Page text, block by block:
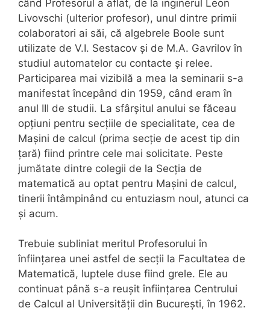
când Profesorul a aflat, de la inginerul Leon
Livovschi (ulterior profesor), unul dintre primii
colaboratori ai săi, că algebrele Boole sunt
utilizate de V.I. Sestacov și de M.A. Gavrilov în
studiul automatelor cu contacte și relee.
Participarea mai vizibilă a mea la seminarii s-a
manifestat începând din 1959, când eram în
anul III de studii. La sfârșitul anului se făceau
opțiuni pentru secțiile de specialitate, cea de
Mașini de calcul (prima secție de acest tip din
țară) fiind printre cele mai solicitate. Peste
jumătate dintre colegii de la Secția de
matematică au optat pentru Mașini de calcul,
tinerii întâmpinând cu entuziasm noul, atunci ca
și acum.
Trebuie subliniat meritul Profesorului în
înființarea unei astfel de secții la Facultatea de
Matematică, luptele duse fiind grele. Ele au
continuat până s-a reușit înființarea Centrului
de Calcul al Universității din București, în 1962.